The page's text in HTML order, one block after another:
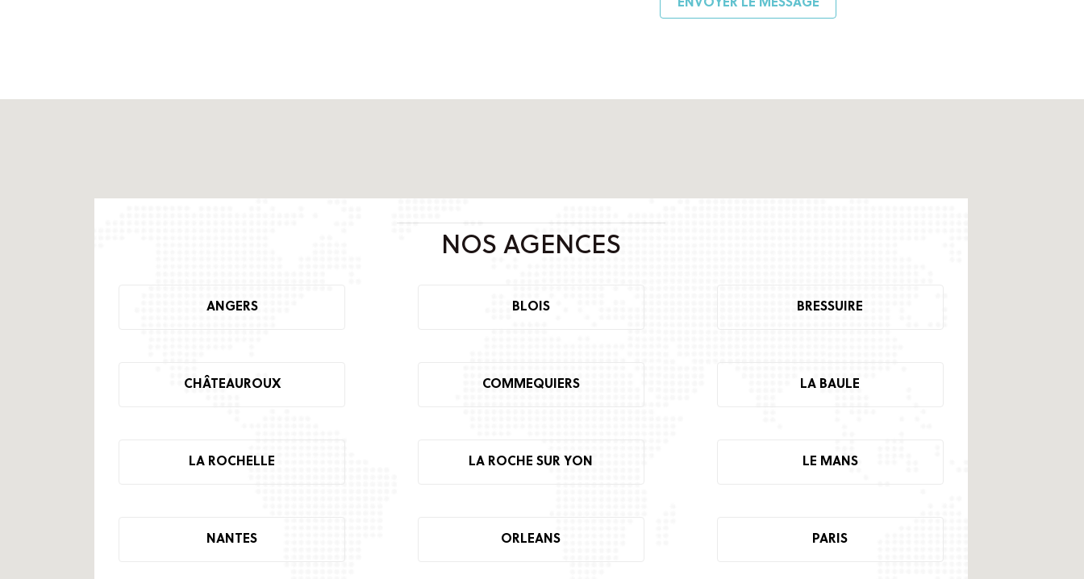
NOS AGENCES
ANGERS BLOIS BRESSUIRE
CHÂTEAUROUX COMMEQUIERS LA BAULE
LA ROCHELLE LA ROCHE SUR YON LE MANS
NANTES ORLEANS PARIS